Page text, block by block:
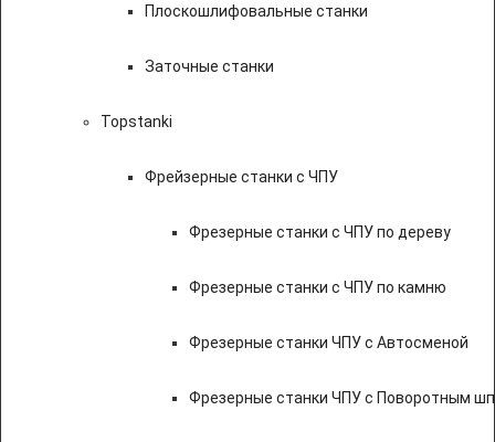
Плоскошлифовальные станки
Заточные станки
Topstanki
Фрейзерные станки с ЧПУ
Фрезерные станки с ЧПУ по дереву
Фрезерные станки с ЧПУ по камню
Фрезерные станки ЧПУ с Автосменой
Фрезерные станки ЧПУ с Поворотным